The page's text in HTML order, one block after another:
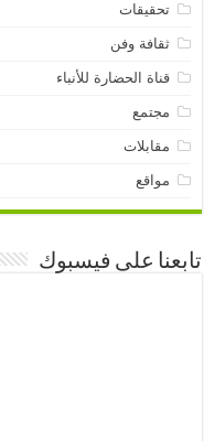
تحقيقات
ثقافة وفن
قناة الحضارة للأنباء
مجتمع
مقابلات
مواقع
تابعنا على فيسبوك